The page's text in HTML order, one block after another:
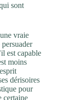
sont
vraie
est capable
moins
dérisoires
pour
certaine